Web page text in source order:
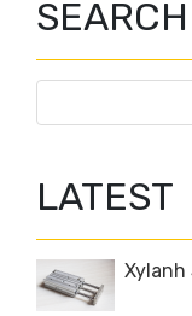
SEARCH
LATEST
Xylanh